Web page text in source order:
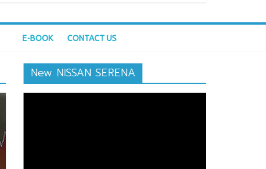
E-BOOK CONTACT US
New NISSAN SERENA